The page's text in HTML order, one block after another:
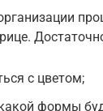
с цветом;
формы